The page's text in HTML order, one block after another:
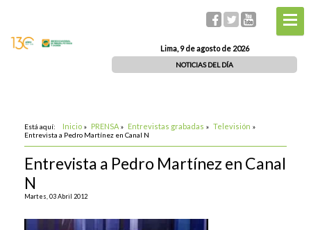
Lima, 9 de agosto de 2026
NOTICIAS DEL DÍA
Está aquí: Inicio » PRENSA » Entrevistas grabadas » Televisión »
Entrevista a Pedro Martínez en Canal N
Entrevista a Pedro Martínez en Canal
N
Martes, 03 Abril 2012